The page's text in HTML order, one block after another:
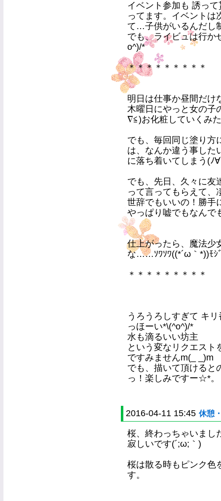
イベント参加も 誘っ
ってます。イベントは
て…子供がいるんだし
でも、ライビュは行か
o^)/*
＊＊＊＊＊＊＊＊＊
明日は仕事か昼間だけ
木曜日にやっと女の子
∇≦)お化粧していくみ
でも、毎回同じ塗り
は、なんか違う事した
に落ち着いてしまう(ﾉ
でも、先日、久々に友
って言ってもらえて、
世辞でもいいの！勝手
やっぱり嘘でもなんで
仕上がったら、魔法少
な……ｿﾜｿﾜ((*´ω｀*))ﾓｼ
＊＊＊＊＊＊＊＊＊
うろうろしすぎて キ
っほーい*\(^o^)/*
水も滴るいい坊主
という変なリクエス
ですみませんm(_ _)m
でも、描いて頂けると
っ！楽しみですー☆*。
2016-04-11 15:45 休憩
桜、終わっちゃいまし
寂しいです(´;ω;｀)
桜は散る時もピンク
す。